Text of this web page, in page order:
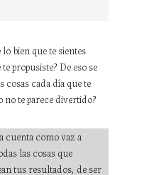
bien que te sientes
propusiste? De eso se
cosas cada día que te
no te parece divertido?
cuenta como vaz a
las cosas que
tus resultados, de ser